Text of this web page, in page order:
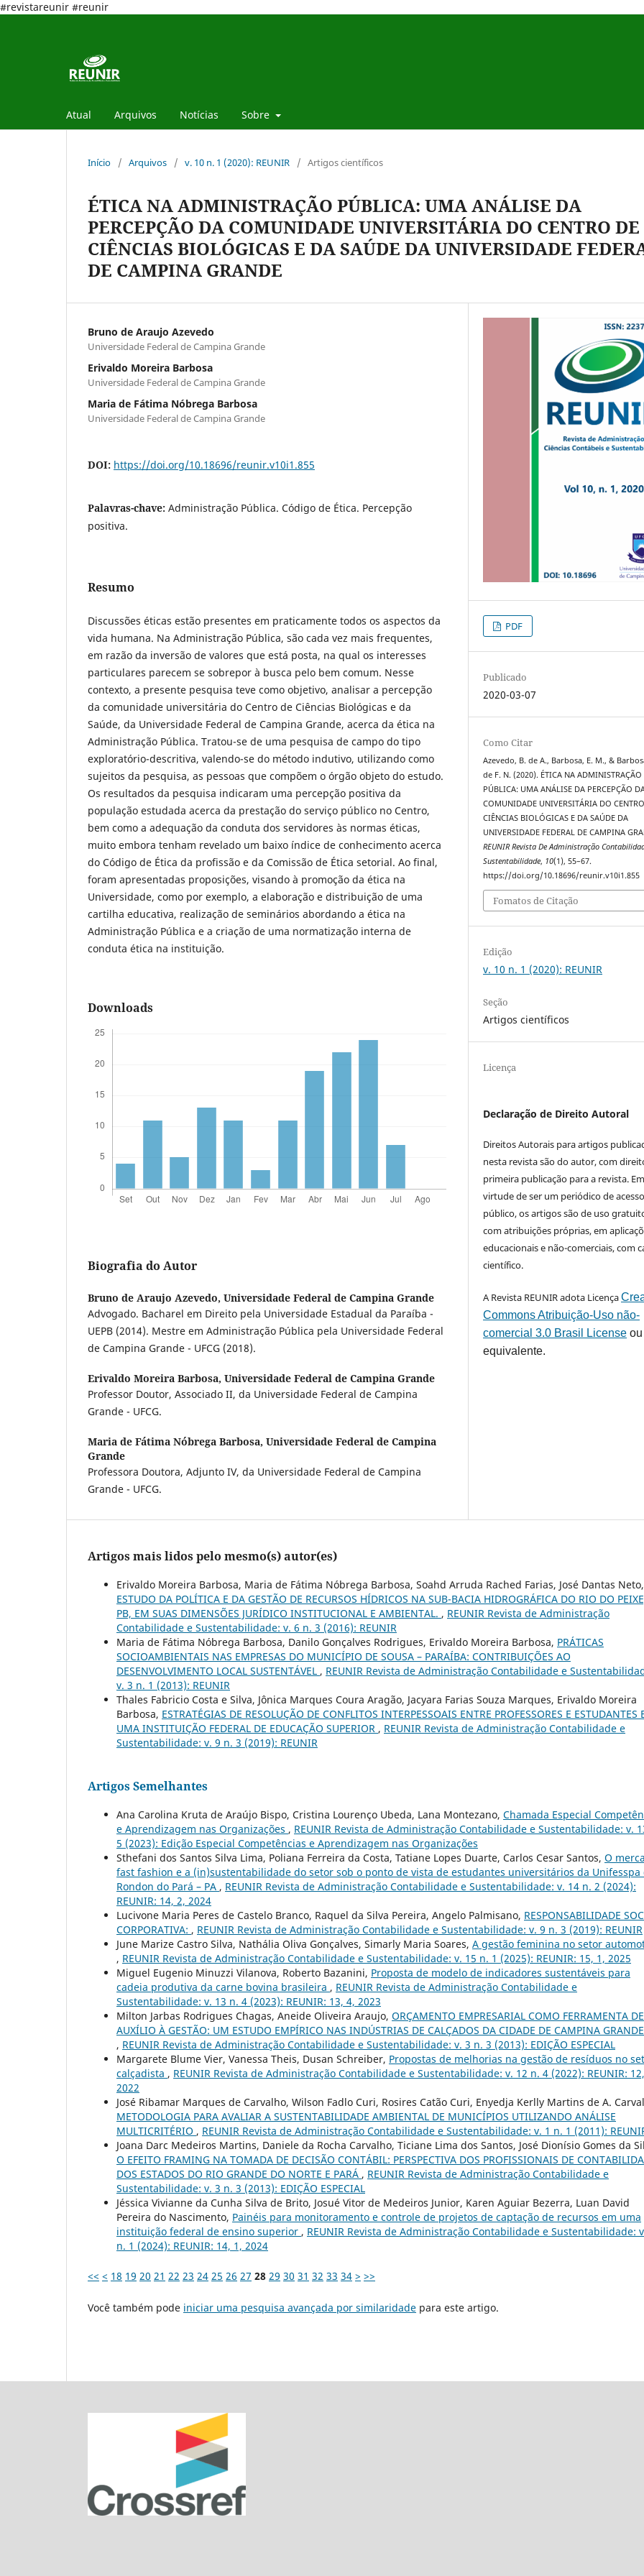
#revistareunir #reunir
Atual Arquivos Notícias Sobre
Início / Arquivos / v. 10 n. 1 (2020): REUNIR / Artigos científicos
ÉTICA NA ADMINISTRAÇÃO PÚBLICA: UMA ANÁLISE DA
PERCEPÇÃO DA COMUNIDADE UNIVERSITÁRIA DO CENTRO DE
CIÊNCIAS BIOLÓGICAS E DA SAÚDE DA UNIVERSIDADE
DE CAMPINA GRANDE
Bruno de Araujo Azevedo
Universidade Federal de Campina Grande
Erivaldo Moreira Barbosa
Universidade Federal de Campina Grande
Maria de Fátima Nóbrega Barbosa
Universidade Federal de Campina Grande
DOI: https://doi.org/10.18696/reunir.v10i1.855
Palavras-chave: Administração Pública. Código de Ética. Percepção
positiva.
Resumo
Discussões éticas estão presentes em praticamente todos os aspectos da
vida humana. Na Administração Pública, são cada vez mais frequentes,
em razão da inversão de valores que está posta, na qual os interesses
particulares parecem se sobrepor à busca pelo bem comum. Nesse
contexto, a presente pesquisa teve como objetivo, analisar a percepção
da comunidade universitária do Centro de Ciências Biológicas e da
Saúde, da Universidade Federal de Campina Grande, acerca da ética na
Administração Pública. Tratou-se de uma pesquisa de campo do tipo
exploratório-descritiva, valendo-se do método indutivo, utilizando como
sujeitos da pesquisa, as pessoas que compõem o órgão objeto do estudo.
Os resultados da pesquisa indicaram uma percepção positiva da
população estudada acerca da prestação do serviço público no Centro,
bem como a adequação da conduta dos servidores às normas éticas,
muito embora tenham revelado um baixo índice de conhecimento acerca
do Código de Ética da profissão e da Comissão de Ética setorial. Ao final,
foram apresentadas proposições, visando à promoção da ética na
Universidade, como por exemplo, a elaboração e distribuição de uma
cartilha educativa, realização de seminários abordando a ética na
Administração Pública e a criação de uma normatização interna de
conduta ética na instituição.
Downloads
Biografia do Autor
Bruno de Araujo Azevedo, Universidade Federal de Campina Grande
Advogado. Bacharel em Direito pela Universidade Estadual da Paraíba -
UEPB (2014). Mestre em Administração Pública pela Universidade Federal
de Campina Grande - UFCG (2018).
Erivaldo Moreira Barbosa, Universidade Federal de Campina Grande
Professor Doutor, Associado II, da Universidade Federal de Campina
Grande - UFCG.
Maria de Fátima Nóbrega Barbosa, Universidade Federal de Campina
Grande
Professora Doutora, Adjunto IV, da Universidade Federal de Campina
Grande - UFCG.
PDF
Publicado
2020-03-07
Como Citar
Azevedo, B. de A., Barbosa, E. M., &
de F. N. (2020). ÉTICA NA ADMINISTRAÇÃO
PÚBLICA: UMA ANÁLISE DA PERCEPÇÃO
COMUNIDADE UNIVERSITÁRIA DO
CIÊNCIAS BIOLÓGICAS E DA SAÚDE DA
UNIVERSIDADE FEDERAL DE CAMPINA
REUNIR Revista De Administração
Sustentabilidade, 10(1), 55–67.
https://doi.org/10.18696/reunir.v10i1.855
Fomatos de Citação
Edição
v. 10 n. 1 (2020): REUNIR
Seção
Artigos científicos
Licença
Declaração de Direito Autoral
Direitos Autorais para artigos
nesta revista são do autor, com
primeira publicação para a revista. Em
virtude de ser um periódico de acesso
público, os artigos são de uso
com atribuições próprias, em
educacionais e não-comerciais, com
científico.
A Revista REUNIR adota Licença
Commons Atribuição-Uso não-
comercial 3.0 Brasil License
equivalente.
Artigos mais lidos pelo mesmo(s) autor(es)
Erivaldo Moreira Barbosa, Maria de Fátima Nóbrega Barbosa, Soahd Arruda Rached Farias, José Dantas Neto,
ESTUDO DA POLÍTICA E DA GESTÃO DE RECURSOS HÍDRICOS NA SUB-BACIA HIDROGRÁFICA DO RIO DO
PB, EM SUAS DIMENSÕES JURÍDICO INSTITUCIONAL E AMBIENTAL. , REUNIR Revista de Administração
Contabilidade e Sustentabilidade: v. 6 n. 3 (2016): REUNIR
Maria de Fátima Nóbrega Barbosa, Danilo Gonçalves Rodrigues, Erivaldo Moreira Barbosa, PRÁTICAS
SOCIOAMBIENTAIS NAS EMPRESAS DO MUNICÍPIO DE SOUSA – PARAÍBA: CONTRIBUIÇÕES AO
DESENVOLVIMENTO LOCAL SUSTENTÁVEL , REUNIR Revista de Administração Contabilidade e
v. 3 n. 1 (2013): REUNIR
Thales Fabricio Costa e Silva, Jônica Marques Coura Aragão, Jacyara Farias Souza Marques, Erivaldo Moreira
Barbosa, ESTRATÉGIAS DE RESOLUÇÃO DE CONFLITOS INTERPESSOAIS ENTRE PROFESSORES E ESTUDANTES
UMA INSTITUIÇÃO FEDERAL DE EDUCAÇÃO SUPERIOR , REUNIR Revista de Administração Contabilidade e
Sustentabilidade: v. 9 n. 3 (2019): REUNIR
Artigos Semelhantes
Ana Carolina Kruta de Araújo Bispo, Cristina Lourenço Ubeda, Lana Montezano, Chamada Especial
e Aprendizagem nas Organizações , REUNIR Revista de Administração Contabilidade e Sustentabilidade: v.
5 (2023): Edição Especial Competências e Aprendizagem nas Organizações
Sthefani dos Santos Silva Lima, Poliana Ferreira da Costa, Tatiane Lopes Duarte, Carlos Cesar Santos, O
fast fashion e a (in)sustentabilidade do setor sob o ponto de vista de estudantes universitários da Unifesspa
Rondon do Pará – PA , REUNIR Revista de Administração Contabilidade e Sustentabilidade: v. 14 n. 2 (2024):
REUNIR: 14, 2, 2024
Lucivone Maria Peres de Castelo Branco, Raquel da Silva Pereira, Angelo Palmisano, RESPONSABILIDADE
CORPORATIVA: , REUNIR Revista de Administração Contabilidade e Sustentabilidade: v. 9 n. 3 (2019): REUNIR
June Marize Castro Silva, Nathália Oliva Gonçalves, Simarly Maria Soares, A gestão feminina no setor
, REUNIR Revista de Administração Contabilidade e Sustentabilidade: v. 15 n. 1 (2025): REUNIR: 15, 1, 2025
Miguel Eugenio Minuzzi Vilanova, Roberto Bazanini, Proposta de modelo de indicadores sustentáveis para
cadeia produtiva da carne bovina brasileira , REUNIR Revista de Administração Contabilidade e
Sustentabilidade: v. 13 n. 4 (2023): REUNIR: 13, 4, 2023
Milton Jarbas Rodrigues Chagas, Aneide Oliveira Araujo, ORÇAMENTO EMPRESARIAL COMO FERRAMENTA DE
AUXÍLIO À GESTÃO: UM ESTUDO EMPÍRICO NAS INDÚSTRIAS DE CALÇADOS DA CIDADE DE CAMPINA
, REUNIR Revista de Administração Contabilidade e Sustentabilidade: v. 3 n. 3 (2013): EDIÇÃO ESPECIAL
Margarete Blume Vier, Vanessa Theis, Dusan Schreiber, Propostas de melhorias na gestão de resíduos no
calçadista , REUNIR Revista de Administração Contabilidade e Sustentabilidade: v. 12 n. 4 (2022): REUNIR:
2022
José Ribamar Marques de Carvalho, Wilson Fadlo Curi, Rosires Catão Curi, Enyedja Kerlly Martins de A.
METODOLOGIA PARA AVALIAR A SUSTENTABILIDADE AMBIENTAL DE MUNICÍPIOS UTILIZANDO ANÁLISE
MULTICRITÉRIO , REUNIR Revista de Administração Contabilidade e Sustentabilidade: v. 1 n. 1 (2011):
Joana Darc Medeiros Martins, Daniele da Rocha Carvalho, Ticiane Lima dos Santos, José Dionísio Gomes da
O EFEITO FRAMING NA TOMADA DE DECISÃO CONTÁBIL: PERSPECTIVA DOS PROFISSIONAIS DE
DOS ESTADOS DO RIO GRANDE DO NORTE E PARÁ , REUNIR Revista de Administração Contabilidade e
Sustentabilidade: v. 3 n. 3 (2013): EDIÇÃO ESPECIAL
Jéssica Vivianne da Cunha Silva de Brito, Josué Vitor de Medeiros Junior, Karen Aguiar Bezerra, Luan David
Pereira do Nascimento, Painéis para monitoramento e controle de projetos de captação de recursos em uma
instituição federal de ensino superior , REUNIR Revista de Administração Contabilidade e Sustentabilidade:
n. 1 (2024): REUNIR: 14, 1, 2024
<< < 18 19 20 21 22 23 24 25 26 27 28 29 30 31 32 33 34 > >>
Você também pode iniciar uma pesquisa avançada por similaridade para este artigo.